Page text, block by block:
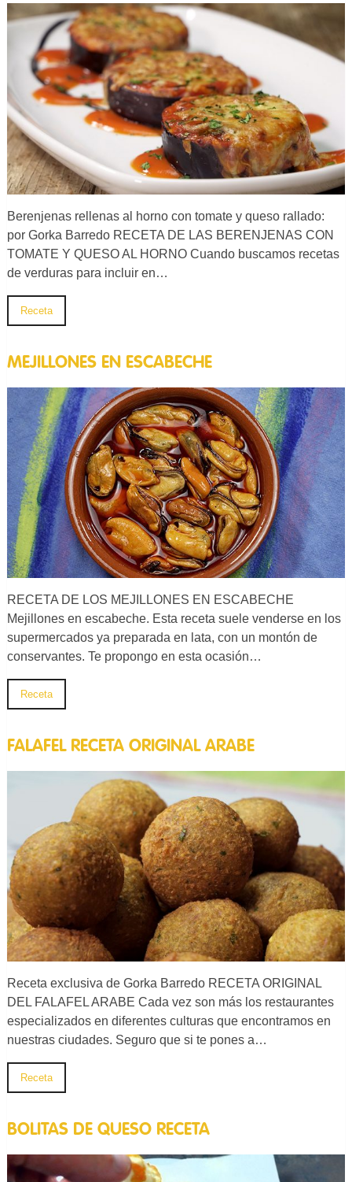
Berenjenas rellenas al horno con tomate y queso rallado:
por Gorka Barredo RECETA DE LAS BERENJENAS CON
TOMATE Y QUESO AL HORNO Cuando buscamos recetas
de verduras para incluir en…
Receta
MEJILLONES EN ESCABECHE
RECETA DE LOS MEJILLONES EN ESCABECHE
Mejillones en escabeche. Esta receta suele venderse en los
supermercados ya preparada en lata, con un montón de
conservantes. Te propongo en esta ocasión…
Receta
FALAFEL RECETA ORIGINAL ARABE
Receta exclusiva de Gorka Barredo RECETA ORIGINAL
DEL FALAFEL ARABE Cada vez son más los restaurantes
especializados en diferentes culturas que encontramos en
nuestras ciudades. Seguro que si te pones a…
Receta
BOLITAS DE QUESO RECETA